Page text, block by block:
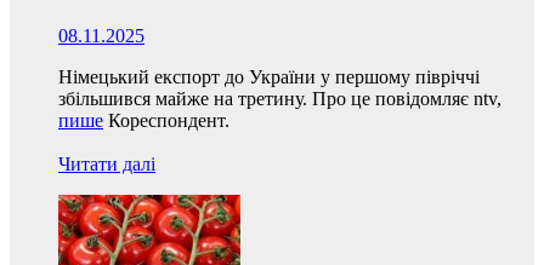
08.11.2025
Німецький експорт до України у першому півріччі
збільшився майже на третину. Про це повідомляє ntv,
пише Кореспондент.
Читати далі